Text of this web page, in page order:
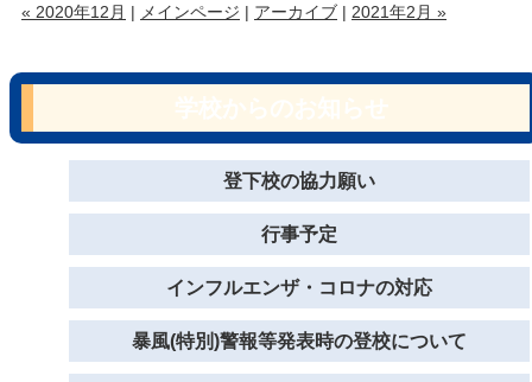
« 2020年12月 | メインページ | アーカイブ | 2021年2月 »
登下校の協力願い
行事予定
インフルエンザ・コロナの対応
暴風(特別)警報等発表時の登校について